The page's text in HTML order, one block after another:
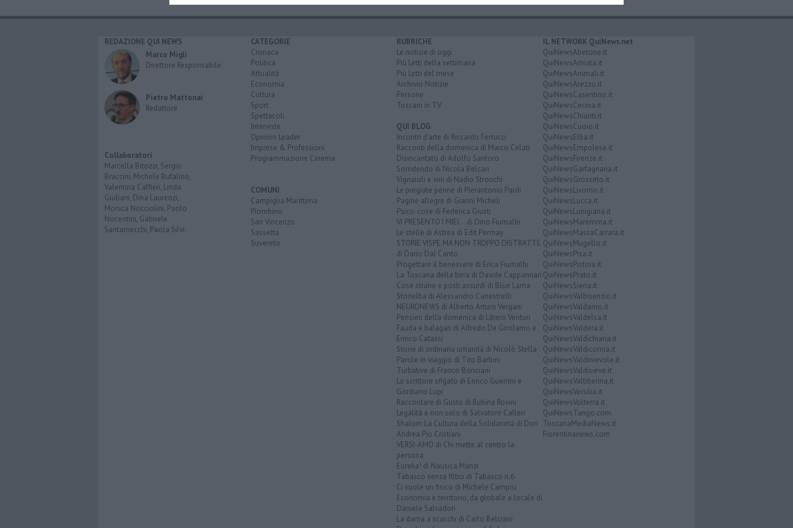
REDAZIONE QUI NEWS
Marco Migli
Direttore Responsabile
Pietro Mattonai
Redattore
Collaboratori
Marcella Bitozzi, Sergio
Braccini, Michele Bufalino,
Valentina Caffieri, Linda
Giuliani, Dina Laurenzi,
Monica Nocciolini, Paolo
Nocentini, Gabriele
Santarnecchi, Paola Silvi.
CATEGORIE
Cronaca
Politica
Attualità
Economia
Cultura
Sport
Spettacoli
Interviste
Opinion Leader
Imprese & Professioni
Programmazione Cinema
COMUNI
Campiglia Marittima
Piombino
San Vincenzo
Sassetta
Suvereto
RUBRICHE
Le notizie di oggi
Più Letti della settimana
Più Letti del mese
Archivio Notizie
Persone
Toscani in TV
QUI BLOG
Incontri d'arte di Riccardo Ferrucci
Racconti della domenica di Marco Celati
Disincantato di Adolfo Santoro
Sorridendo di Nicola Belcari
Vignaioli e vini di Nadio Stronchi
Le pregiate penne di Pierantonio Pardi
Pagine allegre di Gianni Micheli
Psico-cose di Federica Giusti
VI PRESENTO I MIEI... di Dino Fiumalbi
Le stelle di Astrea di Edit Permay
STORIE VISPE MA NON TROPPO DISTRATTE
di Dario Dal Canto
Progettare il benessere di Erica Fiumalbi
La Toscana della birra di Davide Cappannari
Cose strane e posti assurdi di Blue Lama
Storielba di Alessandro Canestrelli
NEURONEWS di Alberto Arturo Vergani
Pensieri della domenica di Libero Venturi
Fauda e balagan di Alfredo De Girolamo e
Enrico Catassi
Storie di ordinaria umanità di Nicolò Stella
Parole in viaggio di Tito Barbini
Turbative di Franco Bonciani
Lo scrittore sfigato di Enrico Guerrini e
Gordiano Lupi
Raccontare di Gusto di Rubina Rovini
Legalità e non solo di Salvatore Calleri
Shalom La Cultura della Solidarietà di Don
Andrea Pio Cristiani
VERSI-AMO di Chi mette al centro la
persona
Eureka! di Nausica Manzi
Tabasco senza filtro di Tabasco n.6
Ci vuole un fisico di Michele Campisi
Economia e territorio, da globale a locale di
Daniele Salvadori
La dama a scacchi di Carlo Belciani
IL NETWORK QuiNews.net
QuiNewsAbetone.it
QuiNewsAmiata.it
QuiNewsAnimali.it
QuiNewsArezzo.it
QuiNewsCasentino.it
QuiNewsCecina.it
QuiNewsChianti.it
QuiNewsCuoio.it
QuiNewsElba.it
QuiNewsEmpolese.it
QuiNewsFirenze.it
QuiNewsGarfagnana.it
QuiNewsGrosseto.it
QuiNewsLivorno.it
QuiNewsLucca.it
QuiNewsLunigiana.it
QuiNewsMaremma.it
QuiNewsMassaCarrara.it
QuiNewsMugello.it
QuiNewsPisa.it
QuiNewsPistoia.it
QuiNewsPrato.it
QuiNewsSiena.it
QuiNewsValbisenzio.it
QuiNewsValdarno.it
QuiNewsValdelsa.it
QuiNewsValdera.it
QuiNewsValdichiana.it
QuiNewsValdicornia.it
QuiNewsValdinievole.it
QuiNewsValdisieve.it
QuiNewsValtiberina.it
QuiNewsVersilia.it
QuiNewsVolterra.it
QuiNewsTango.com
ToscanaMediaNews.it
Fiorentinanews.com